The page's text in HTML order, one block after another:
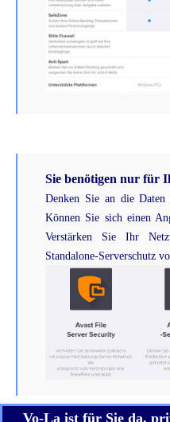
Sie benötigen nur für
Denken Sie an die Daten
Können Sie sich einen
Verstärken Sie Ihr
Standalone-Serverschutz
Vo-La ist für Sie da,